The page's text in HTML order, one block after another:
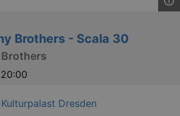
Brothers - Scala 30
Brothers